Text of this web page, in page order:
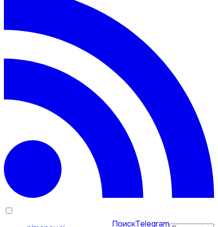
ПоискTelegram